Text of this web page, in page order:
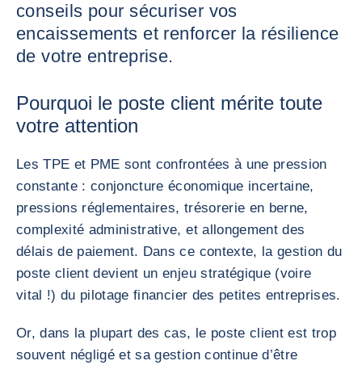
conseils pour sécuriser vos
encaissements et renforcer la résilience
de votre entreprise.
Pourquoi le poste client mérite toute
votre attention
Les TPE et PME sont confrontées à une pression
constante : conjoncture économique incertaine,
pressions réglementaires, trésorerie en berne,
complexité administrative, et allongement des
délais de paiement. Dans ce contexte, la gestion du
poste client devient un enjeu stratégique (voire
vital !) du pilotage financier des petites entreprises.
Or, dans la plupart des cas, le poste client est trop
souvent négligé et sa gestion continue d’être